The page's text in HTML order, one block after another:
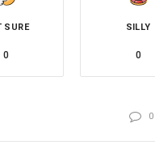
SURE
0
SILLY
0
0